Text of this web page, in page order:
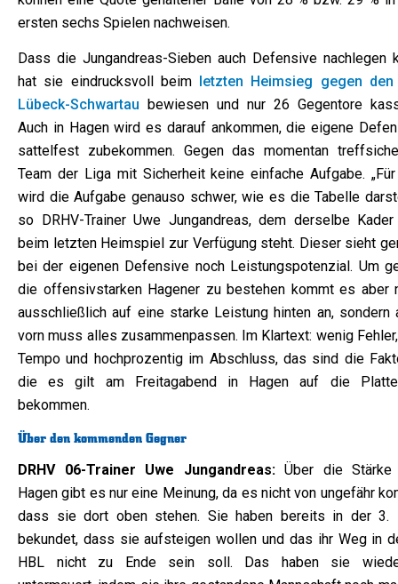
ersten sechs Spielen nachweisen.
Dass die Jungandreas-Sieben auch Defensive nachlegen
hat sie eindrucksvoll beim letzten Heimsieg gegen
Lübeck-Schwartau bewiesen und nur 26 Gegentore
Auch in Hagen wird es darauf ankommen, die eigene
sattelfest zubekommen. Gegen das momentan
Team der Liga mit Sicherheit keine einfache Aufgabe.
wird die Aufgabe genauso schwer, wie es die Tabelle
so DRHV-Trainer Uwe Jungandreas, dem derselbe
beim letzten Heimspiel zur Verfügung steht. Dieser sieht
bei der eigenen Defensive noch Leistungspotenzial. Um
die offensivstarken Hagener zu bestehen kommt es aber
ausschließlich auf eine starke Leistung hinten an, sondern
vorn muss alles zusammenpassen. Im Klartext: wenig
Tempo und hochprozentig im Abschluss, das sind die
die es gilt am Freitagabend in Hagen auf die
bekommen.
Über den kommenden Gegner
DRHV 06-Trainer Uwe Jungandreas:Über die Stärke
Hagen gibt es nur eine Meinung, da es nicht von ungefähr
dass sie dort oben stehen. Sie haben bereits in der 3.
bekundet, dass sie aufsteigen wollen und das ihr Weg in
HBL nicht zu Ende sein soll. Das haben sie